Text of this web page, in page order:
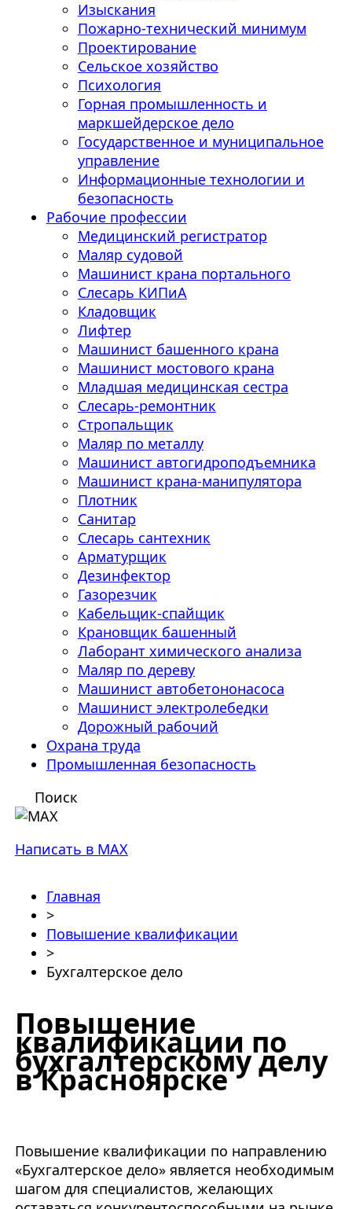
Изыскания
Пожарно-технический минимум
Проектирование
Сельское хозяйство
Психология
Горная промышленность и
маркшейдерское дело
Государственное и муниципальное
управление
Информационные технологии и
безопасность
Рабочие профессии
Медицинский регистратор
Маляр судовой
Машинист крана портального
Слесарь КИПиА
Кладовщик
Лифтер
Машинист башенного крана
Машинист мостового крана
Младшая медицинская сестра
Слесарь-ремонтник
Стропальщик
Маляр по металлу
Машинист автогидроподъемника
Машинист крана-манипулятора
Плотник
Санитар
Слесарь сантехник
Арматурщик
Дезинфектор
Газорезчик
Кабельщик-спайщик
Крановщик башенный
Лаборант химического анализа
Маляр по дереву
Машинист автобетононасоса
Машинист электролебедки
Дорожный рабочий
Охрана труда
Промышленная безопасность
Поиск
Написать в MAX
Главная
>
Повышение квалификации
>
Бухгалтерское дело
Повышение
квалификации по
бухгалтерскому делу
в Красноярске
Повышение квалификации по направлению
«Бухгалтерское дело» является необходимым
шагом для специалистов, желающих